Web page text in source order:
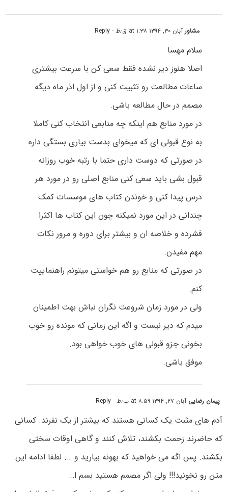
مشاورآبان ۳۰, ۱۳۹۴ at ۱:۳۸ ق٫ظ - Reply
سلام مهسا
اصلا هنوز دیر نشده فقط سعی کن با سرعت بیشتری
ساعات مطالعت رو تثبیت کنی و از اول اذر ماه دیگه
مصمم در حال مطالعه باشی.
در مورد منابع هم اینکه چه منابعی انتخاب کنی کاملا
به نوع قبولی ای که میخوای بدست بیاری بستگی داره
در صورتی که دوست داری حتما با رتبه خوب روزانه
قبول بشی باید سعی کنی منابع اصلی رو در مورد هر
درس پیدا کنی و خوندن کتاب های موسسات کمک
چندانی در این مورد نمیکنه چون این کتاب ها اکثرا
فشرده و خلاصه ان و بیشتر برای دوره و مرور نکات
مهم مفیدن.
در صورتی که منابع رو هم خواستی میتونم راهنماییت
کنم.
ولی در مورد زمان شروعت نگران نباش بهت اطمینان
میدم که دیر نیست و اگه این زمانی که مونده رو خوب
بخونی جزو قبولی های خوب خواهی بود.
موفق باشی.
پیمان رضایی آبان ۲۷, ۱۳۹۴ at ۸:۵۹ ب٫ظ - Reply
آدم های مثبت یک کسانی هستند که بیشتر از یک نفرند. کسانی
که حاضرند زحمت بکشند، تلاش کنند و گاهی اوقات سختی
بکشند. پس اگه می خواهید که بهونه بیارید و …. لطفا ادامه این
متن رو نخونید!!! ولی اگر مصمم هستید بسم ا…